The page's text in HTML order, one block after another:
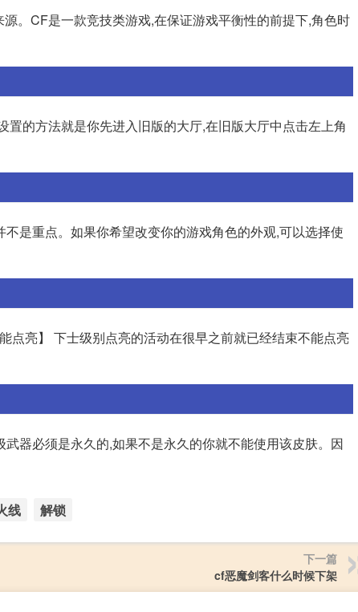
。CF是一款竞技类游戏,在保证游戏平衡性的前提下,角色时
的方法就是你先进入旧版的大厅,在旧版大厅中点击左上角
是重点。如果你希望改变你的游戏角色的外观,可以选择使
点亮】 下士级别点亮的活动在很早之前就已经结束不能点亮
器必须是永久的,如果不是永久的你就不能使用该皮肤。因
线 解锁
下一篇
cf恶魔剑客什么时候下架